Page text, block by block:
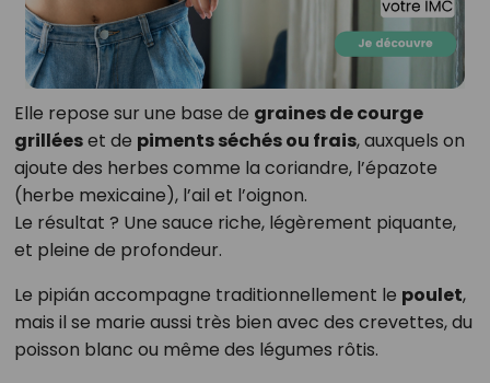
Elle repose sur une base de graines de courge
grilléeset de piments séchés ou frais, auxquels on
ajoute des herbes comme la coriandre, l’épazote
(herbe mexicaine), l’ail et l’oignon.
Le résultat ? Une sauce riche, légèrement piquante,
et pleine de profondeur.
Le pipián accompagne traditionnellement le poulet,
mais il se marie aussi très bien avec des crevettes, du
poisson blanc ou même des légumes rôtis.